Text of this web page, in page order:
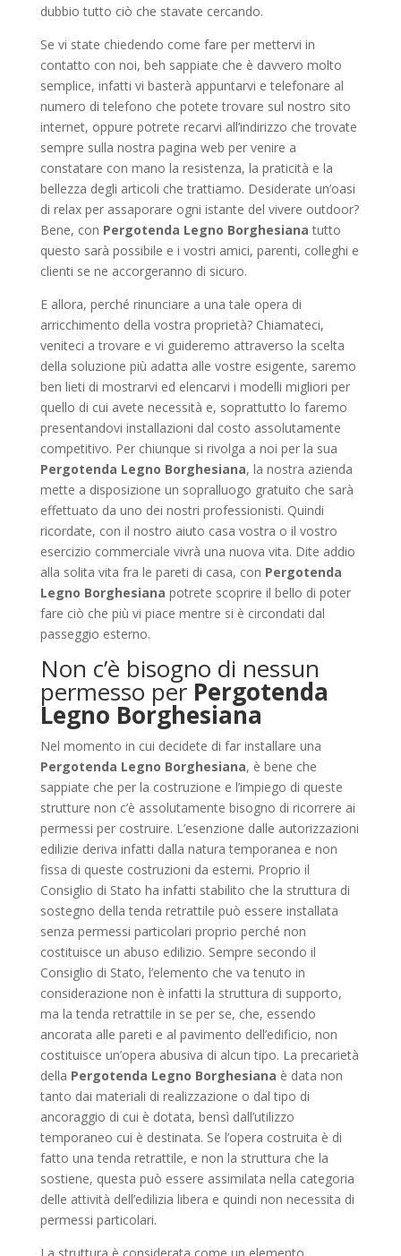
dubbio tutto ciò che stavate cercando.
Se vi state chiedendo come fare per mettervi in
contatto con noi, beh sappiate che è davvero molto
semplice, infatti vi basterà appuntarvi e telefonare al
numero di telefono che potete trovare sul nostro sito
internet, oppure potrete recarvi all’indirizzo che trovate
sempre sulla nostra pagina web per venire a
constatare con mano la resistenza, la praticità e la
bellezza degli articoli che trattiamo. Desiderate un’oasi
di relax per assaporare ogni istante del vivere outdoor?
Bene, con Pergotenda Legno Borghesiana tutto
questo sarà possibile e i vostri amici, parenti, colleghi e
clienti se ne accorgeranno di sicuro.
E allora, perché rinunciare a una tale opera di
arricchimento della vostra proprietà? Chiamateci,
veniteci a trovare e vi guideremo attraverso la scelta
della soluzione più adatta alle vostre esigente, saremo
ben lieti di mostrarvi ed elencarvi i modelli migliori per
quello di cui avete necessità e, soprattutto lo faremo
presentandovi installazioni dal costo assolutamente
competitivo. Per chiunque si rivolga a noi per la sua
Pergotenda Legno Borghesiana, la nostra azienda
mette a disposizione un sopralluogo gratuito che sarà
effettuato da uno dei nostri professionisti. Quindi
ricordate, con il nostro aiuto casa vostra o il vostro
esercizio commerciale vivrà una nuova vita. Dite addio
alla solita vita fra le pareti di casa, con Pergotenda
Legno Borghesiana potrete scoprire il bello di poter
fare ciò che più vi piace mentre si è circondati dal
passeggio esterno.
Non c’è bisogno di nessun
permesso per Pergotenda
Legno Borghesiana
Nel momento in cui decidete di far installare una
Pergotenda Legno Borghesiana, è bene che
sappiate che per la costruzione e l’impiego di queste
strutture non c’è assolutamente bisogno di ricorrere ai
permessi per costruire. L’esenzione dalle autorizzazioni
edilizie deriva infatti dalla natura temporanea e non
fissa di queste costruzioni da esterni. Proprio il
Consiglio di Stato ha infatti stabilito che la struttura di
sostegno della tenda retrattile può essere installata
senza permessi particolari proprio perché non
costituisce un abuso edilizio. Sempre secondo il
Consiglio di Stato, l’elemento che va tenuto in
considerazione non è infatti la struttura di supporto,
ma la tenda retrattile in se per se, che, essendo
ancorata alle pareti e al pavimento dell’edificio, non
costituisce un’opera abusiva di alcun tipo. La precarietà
della Pergotenda Legno Borghesiana è data non
tanto dai materiali di realizzazione o dal tipo di
ancoraggio di cui è dotata, bensì dall’utilizzo
temporaneo cui è destinata. Se l’opera costruita è di
fatto una tenda retrattile, e non la struttura che la
sostiene, questa può essere assimilata nella categoria
delle attività dell’edilizia libera e quindi non necessita di
permessi particolari.